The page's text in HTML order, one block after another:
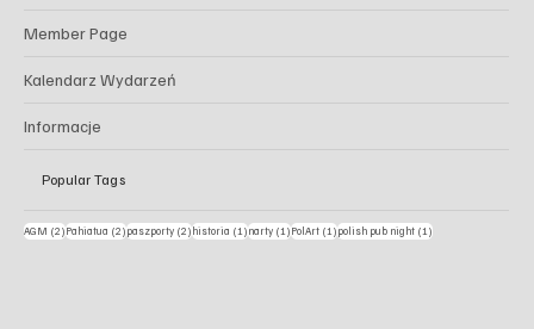
Kalendarz Wydarzeń
Informacje
Member Page
Popular Tags
AGM (2)2 posty
Pahiatua (2)2 posty
paszporty (2)2 posty
historia (1)1 post
narty (1)1 post
PolArt (1)1 post
polish pub night (1)